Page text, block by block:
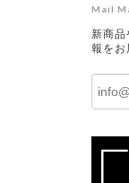
Mail
新商品
報をお